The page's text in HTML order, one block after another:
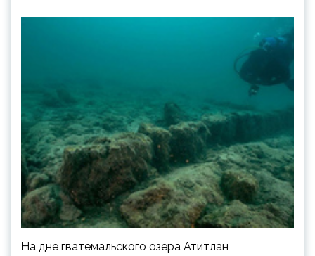
На дне гватемальского озера Атитлан